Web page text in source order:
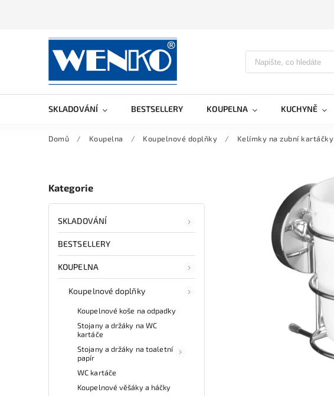
SKLADOVÁNÍ BESTSELLERY KOUPELNA KUCHYNĚ
Domů / Koupelna / Koupelnové doplňky / Kelímky na zubní kartáčky
Kategorie
SKLADOVÁNÍ
BESTSELLERY
KOUPELNA
Koupelnové doplňky
Koupelnové koše na odpadky
Stojany a držáky na WC
kartáče
Stojany a držáky na toaletní
papír
WC kartáče
Koupelnové věšáky a háčky